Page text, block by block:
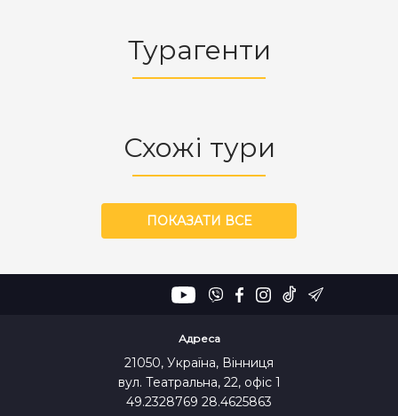
Турагенти
Схожі тури
ПОКАЗАТИ ВСЕ
Адреса
21050, Україна, Вінниця
вул. Театральна, 22, офіс 1
49.2328769 28.4625863